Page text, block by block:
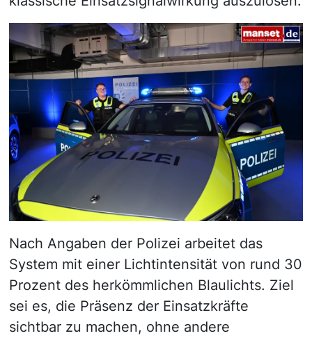
Nach Angaben der Polizei arbeitet das
System mit einer Lichtintensität von rund 30
Prozent des herkömmlichen Blaulichts. Ziel
sei es, die Präsenz der Einsatzkräfte
sichtbar zu machen, ohne andere